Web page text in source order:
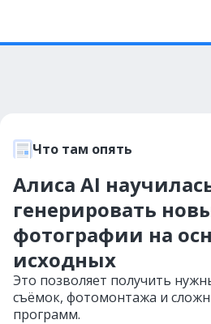
Что там опять
Алиса AI
генерировать
фотографии на
исходных
Это позволяет получить
съёмок, фотомонтажа и
программ.